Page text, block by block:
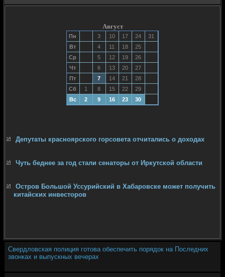
Август
Пн 3 10 17 24
31
Вт
4 11 18
25
Ср
5 12 19
26
Чт
6 13 20
27
Пт
7 14 21
28
Сб
1 8 15 22
29
Вс
2 9 16 23 30
Депутаты красноярского горсовета отчитались о доходах
Чуть беднее за год стали сенаторы от Иркутской области
Остров Большой Уссурийский в Хабаровске может получить
китайских инвесторов
Свердловская полиция готова обеспечить порядок на Последних
звонках и выпускных вечерах